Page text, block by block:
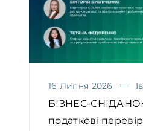
16 Липня 2026
БІЗНЕС-
податкові